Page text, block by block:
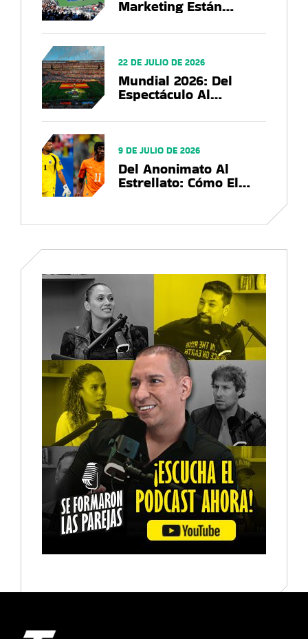
Marketing Están
En El US Open 2026?
Mundial 2026: Del
Espectáculo Al
Que Deja La Copa Del
22 DE JULIO DE 2026
Del Anonimato Al
Estrellato: Cómo El
En Marcas Globales
9 DE JULIO DE 2026